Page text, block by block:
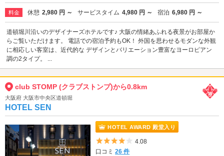
料金 休憩 2,980 円 ～ サービスタイム 4,980 円 ～ 宿泊 6,980 円 ～
道頓堀川沿いのデザイナーズホテルです♪ 大阪の情緒あふれる夜景がお部屋か
らご覧いただけます。 電話での宿泊予約もOK！ 外国を思わせるモダンな外観
に相応しい客室は、近代的な デザインとバリエーション豊富なヨーロピアン
調の2タイプ。 ...
club STOMP (クラブストンプ)から0.8km
大阪府 大阪市中央区道頓堀
HOTEL SEN
HOTEL AWARD 殿堂入り
5つ星のうち4
4.08
口コミ26 件